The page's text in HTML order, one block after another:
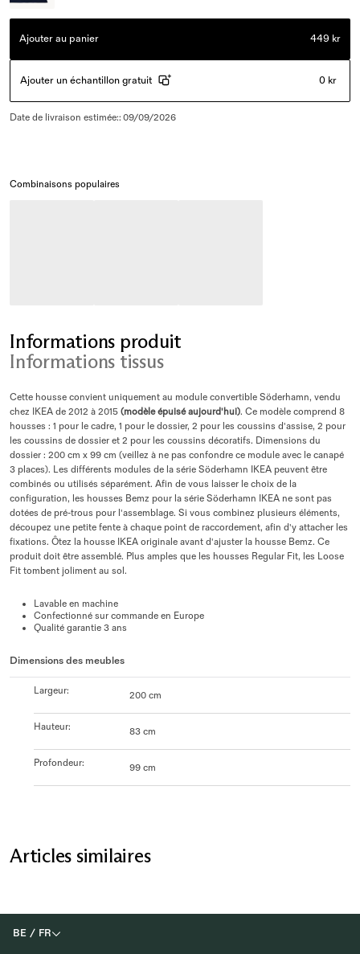
Ajouter au panier 449 kr
Ajouter un échantillon gratuit 0 kr
Date de livraison estimée:: 09/09/2026
Combinaisons populaires
Informations produit
Informations tissus
Cette housse convient uniquement au module convertible Söderhamn, vendu
chez IKEA de 2012 à 2015 (modèle épuisé aujourd'hui). Ce modèle comprend 8
housses : 1 pour le cadre, 1 pour le dossier, 2 pour les coussins d'assise, 2 pour
les coussins de dossier et 2 pour les coussins décoratifs. Dimensions du
dossier : 200 cm x 99 cm (veillez à ne pas confondre ce module avec le canapé
3 places). Les différents modules de la série Söderhamn IKEA peuvent être
combinés ou utilisés séparément. Afin de vous laisser le choix de la
configuration, les housses Bemz pour la série Söderhamn IKEA ne sont pas
dotées de pré-trous pour l'assemblage. Si vous combinez plusieurs éléments,
découpez une petite fente à chaque point de raccordement, afin d'y attacher les
fixations. Ôtez la housse IKEA originale avant d'ajuster la housse Bemz. Ce
produit doit être assemblé. Plus amples que les housses Regular Fit, les Loose
Fit tombent joliment au sol.
Lavable en machine
Confectionné sur commande en Europe
Qualité garantie 3 ans
Dimensions des meubles
Largeur: 200 cm
Hauteur: 83 cm
Profondeur: 99 cm
Articles similaires
BE / FR